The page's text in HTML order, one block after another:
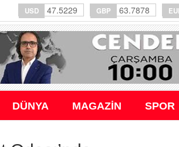
USD 47.5229 GBP 63.7878
DÜNYA MAGAZİN SPOR